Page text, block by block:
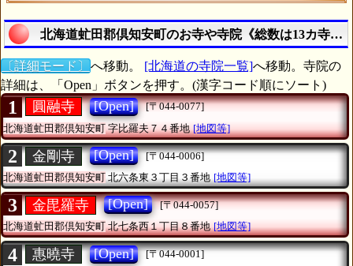
北海道虻田郡倶知安町のお寺や寺院《総数は13カ寺》
〔詳細モード〕 へ移動。 [北海道の寺院一覧]へ移動。寺院の
詳細は、「Open」ボタンを押す。(漢字コード順にソート)
1 圓融寺 [Open]
[〒044-0077]
北海道虻田郡倶知安町字比羅夫７４番地 [地図等]
2 金剛寺 [Open]
[〒044-0006]
北海道虻田郡倶知安町北六条東３丁目３番地 [地図等]
3 金毘羅寺 [Open]
[〒044-0057]
北海道虻田郡倶知安町北七条西１丁目８番地 [地図等]
4 惠曉寺 [Open]
[〒044-0001]